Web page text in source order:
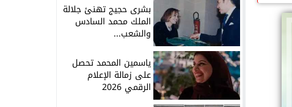
بشرى حجيج تهنئ جلالة
الملك محمد السادس
والشعب...
ياسمين المحمد تحصل
على زمالة الإعلام
الرقمي 2026